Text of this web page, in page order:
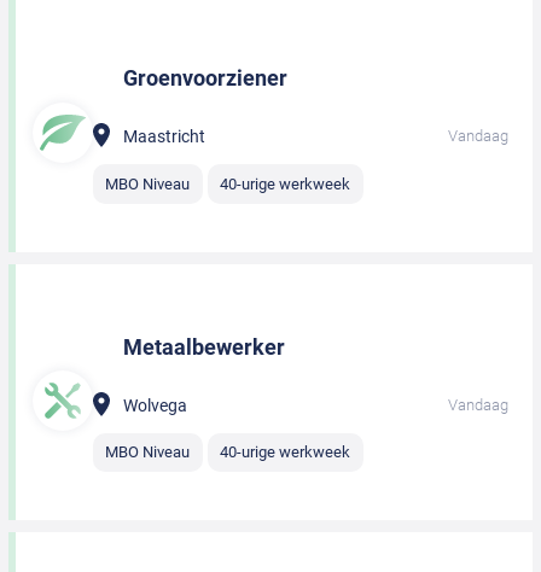
Groenvoorziener
Maastricht Vandaag
MBO Niveau 40-urige werkweek
Metaalbewerker
Wolvega Vandaag
MBO Niveau 40-urige werkweek